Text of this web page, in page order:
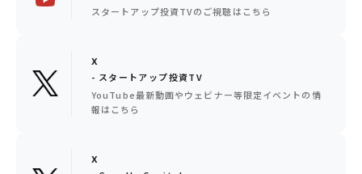
スタートアップ投資TVのご視聴はこちら
x
- スタートアップ投資TV
YouTube最新動画やウェビナー等限定イベントの情
報はこちら
x